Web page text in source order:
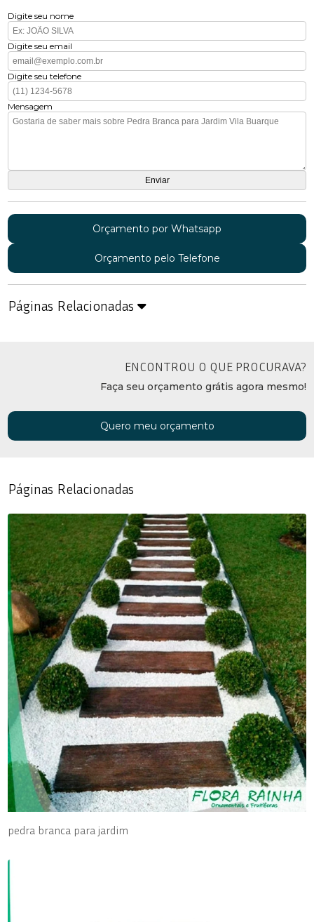
Digite seu nome
Digite seu email
Digite seu telefone
Mensagem
Orçamento por Whatsapp
Orçamento pelo Telefone
Páginas Relacionadas
ENCONTROU O QUE PROCURAVA?
Faça seu orçamento grátis agora mesmo!
Quero meu orçamento
Páginas Relacionadas
pedra branca para jardim